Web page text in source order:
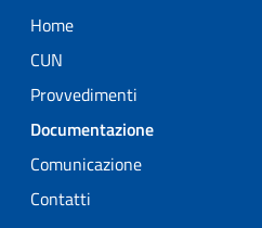
Home
CUN
Provvedimenti
Documentazione
Comunicazione
Contatti